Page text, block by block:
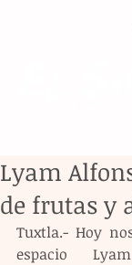
Lyam
de frutas y
Tuxtla.- Hoy
espacio